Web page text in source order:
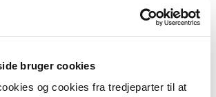
bruger cookies
og cookies fra tredjeparter til at
uden spænding efter standarden
og konvertering
til projektive strømme